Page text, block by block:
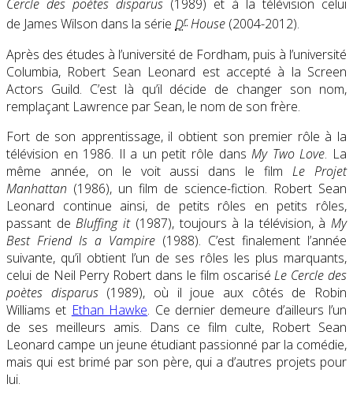
Cercle des poètes disparus (1989) et à la télévision celui
de James Wilson dans la série DrHouse (2004-2012).
Après des études à l’université de Fordham, puis à l’université
Columbia, Robert Sean Leonard est accepté à la Screen
Actors Guild. C’est là qu’il décide de changer son nom,
remplaçant Lawrence par Sean, le nom de son frère.
Fort de son apprentissage, il obtient son premier rôle à la
télévision en 1986. Il a un petit rôle dansMy Two Love. La
même année, on le voit aussi dans le filmLe Projet
Manhattan (1986), un film de science-fiction. Robert Sean
Leonard continue ainsi, de petits rôles en petits rôles,
passant deBluffing it(1987), toujours à la télévision, àMy
Best Friend Is a Vampire (1988). C’est finalement l’année
suivante, qu’il obtient l’un de ses rôles les plus marquants,
celui de Neil Perry Robert dans le film oscariséLe Cercle des
poètes disparus (1989), où il joue aux côtés de Robin
Williams et Ethan Hawke. Ce dernier demeure d’ailleurs l’un
de ses meilleurs amis. Dans ce film culte, Robert Sean
Leonard campe un jeune étudiant passionné par la comédie,
mais qui est brimé par son père, qui a d’autres projets pour
lui.